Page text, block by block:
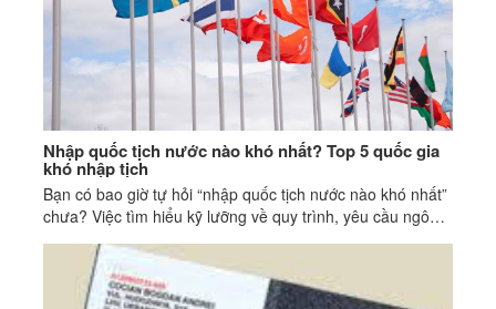
Nhập quốc tịch nước nào khó nhất? Top 5 quốc gia
khó nhập tịch
Bạn có bao giờ tự hỏi “nhập quốc tịch nước nào khó nhất”
chưa? Việc tìm hiểu kỹ lưỡng về quy trình, yêu cầu ngôn